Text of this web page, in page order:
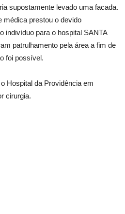
supostamente levado uma facada.
médica prestou o devido
indivíduo para o hospital SANTA
patrulhamento pela área a fim de
foi possível.
Hospital da Providência em
cirurgia.